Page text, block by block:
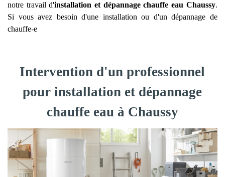
notre travail d'installation et dépannage chauffe eau Chaussy.
Si vous avez besoin d'une installation ou d'un dépannage de
chauffe-e
Intervention d'un professionnel
pour installation et dépannage
chauffe eau à Chaussy